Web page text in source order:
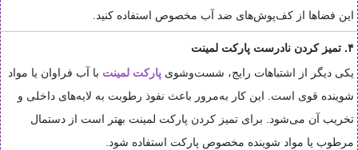
این فضاها از کف‌پوش‌های ضد آب مخصوص استفاده کنید.
۴. تمیز کردن نادرست پارکت لمینت
یکی دیگر از اشتباهات رایج، شست‌وشوی پارکت لمینت با آب فراوان یا مواد
شوینده قوی است. این کار به‌مرور باعث نفوذ رطوبت به لایه‌های داخلی و
تخریب آن می‌شود. برای تمیز کردن پارکت لمینت بهتر است از دستمال
مرطوب یا مواد شوینده مخصوص پارکت استفاده شود.